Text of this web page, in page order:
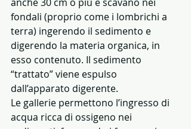
fondali (proprio come i lombrichi a
terra) ingerendo il sedimento e
digerendo la materia organica, in
esso contenuto. Il sedimento
“trattato” viene espulso
dall’apparato digerente.
Le gallerie permettono l’ingresso di
acqua ricca di ossigeno nei